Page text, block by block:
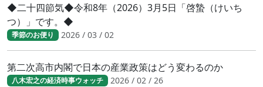
◆二十四節気◆令和8年（2026）3月5日「啓蟄（けいち
つ）」です。◆
季節のお便り 2026 / 03 / 02
第二次高市内閣で日本の産業政策はどう変わるのか
八木宏之の経済時事ウォッチ 2026 / 02 / 26